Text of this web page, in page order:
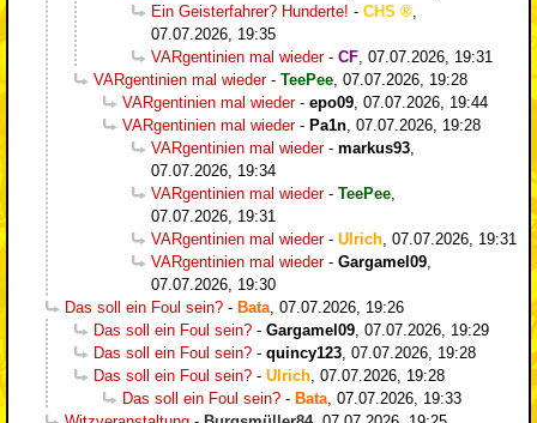
Ein Geisterfahrer? Hunderte! - CHS
07.07.2026, 19:35
VARgentinien mal wieder- CF 07.07.2026, 19:31
VARgentinien mal wieder- TeePee 07.07.2026, 19:28
VARgentinien mal wieder- epo09 07.07.2026, 19:44
VARgentinien mal wieder- Pa1n 07.07.2026, 19:28
VARgentinien mal wieder- markus93
07.07.2026, 19:34
VARgentinien mal wieder- TeePee
07.07.2026, 19:31
VARgentinien mal wieder- Ulrich 07.07.2026, 19:31
VARgentinien mal wieder- Gargamel09
07.07.2026, 19:30
Das soll ein Foul sein? - Bata 07.07.2026, 19:26
Das soll ein Foul sein? - Gargamel09 07.07.2026, 19:29
Das soll ein Foul sein? - quincy123 07.07.2026, 19:28
Das soll ein Foul sein? - Ulrich 07.07.2026, 19:28
Das soll ein Foul sein? - Bata 07.07.2026, 19:33